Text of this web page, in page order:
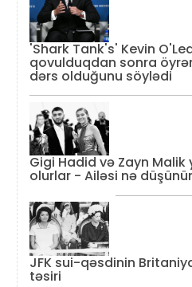
'Shark Tank's' Kevin
qovulduqdan sonra
dərs olduğunu söylədi
Gigi Hadid və Zayn Malik
olurlar - Ailəsi nə
JFK sui-qəsdinin
təsiri